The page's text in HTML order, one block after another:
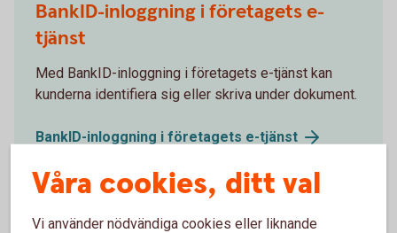
BankID-inloggning i företagets e-
tjänst
Med BankID-inloggning i företagets e-tjänst kan
kunderna identifiera sig eller skriva under dokument.
BankID-inloggning i företagets e-tjänst
Våra cookies, ditt val
Vi använder nödvändiga cookies eller liknande